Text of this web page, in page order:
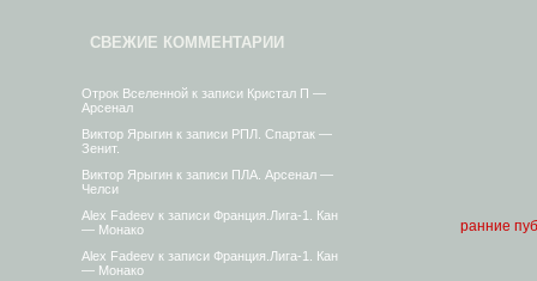
СВЕЖИЕ КОММЕНТАРИИ
Отрок Вселенной к записи Кристал П —
Арсенал
Виктор Ярыгин к записи РПЛ. Спартак —
Зенит.
Виктор Ярыгин к записи ПЛА. Арсенал —
Челси
Alex Fadeev к записи Франция.Лига-1. Кан
— Монако
Alex Fadeev к записи Франция.Лига-1. Кан
— Монако
ранние